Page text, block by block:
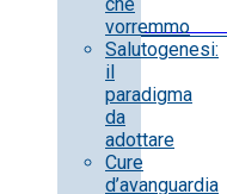
vorremmo
Salutogenesi:
il
paradigma
da
adottare
Cure
d’avanguardia
13.50€ IVA inclusa